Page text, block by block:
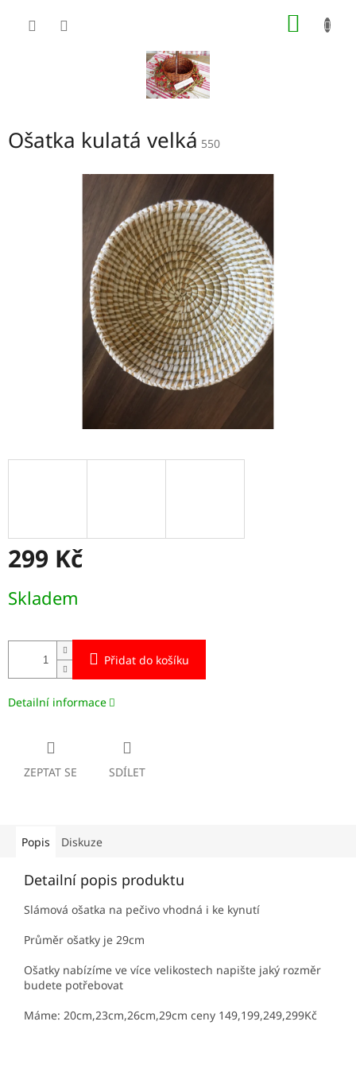
Ošatka kulatá velká 550
299 Kč
cena:
Skladem
Přidat do košíku
Detailní informace
ZEPTAT SE SDÍLET
Popis Diskuze
Detailní popis produktu
Slámová ošatka na pečivo vhodná i ke kynutí
Průměr ošatky je 29cm
Ošatky nabízíme ve více velikostech napište jaký rozměr
budete potřebovat
Máme: 20cm,23cm,26cm,29cm ceny 149,199,249,299Kč